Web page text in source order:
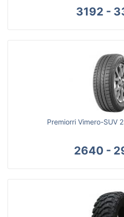
3192 -
Premiorri Vimero-SUV
2640 -